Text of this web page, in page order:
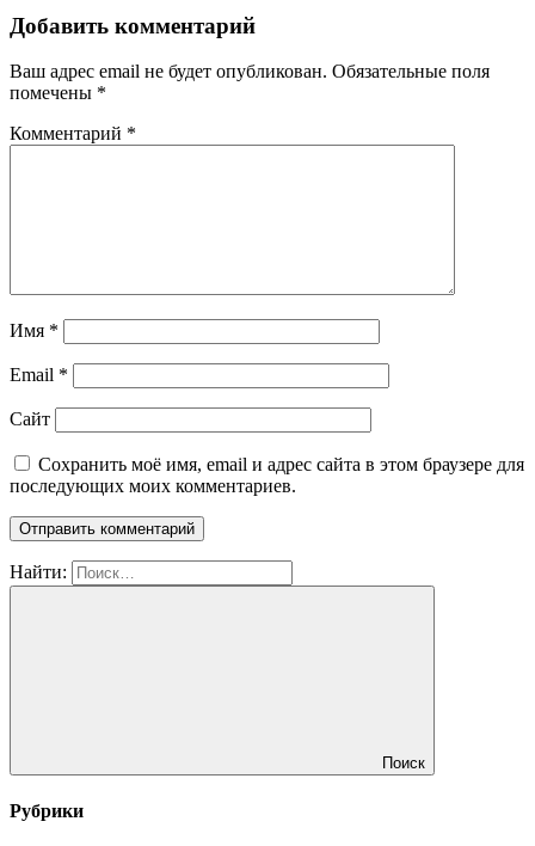
Добавить комментарий
Ваш адрес email не будет опубликован. Обязательные поля
помечены *
Комментарий *
Имя *
Email *
Сайт
Сохранить моё имя, email и адрес сайта в этом браузере для
последующих моих комментариев.
Найти:
Поиск
Рубрики